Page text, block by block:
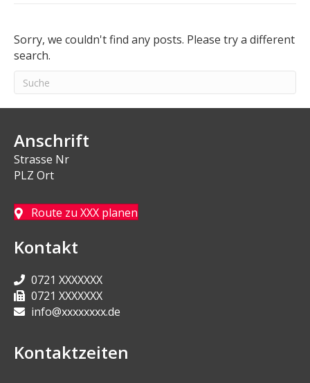
Sorry, we couldn't find any posts. Please try a different
search.
Anschrift
Strasse Nr
PLZ Ort
Route zu XXX planen
Kontakt
0721 XXXXXXX
0721 XXXXXXX
info@xxxxxxxx.de
Kontaktzeiten